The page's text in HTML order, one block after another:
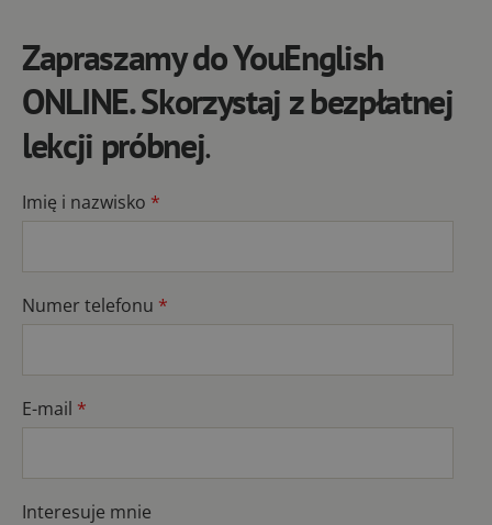
Zapraszamy do YouEnglish
ONLINE. Skorzystaj z bezpłatnej
lekcji próbnej.
Imię i nazwisko *
Numer telefonu *
E-mail *
Interesuje mnie